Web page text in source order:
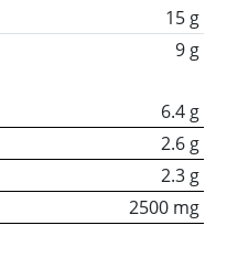
15 g
9 g
6.4 g
2.6 g
2.3 g
2500 mg